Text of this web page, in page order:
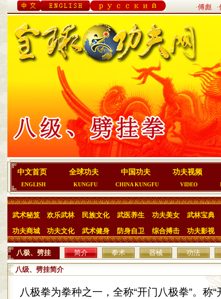
·傅彪
中文首页
ENGLISH
全球功夫
KUNGFU
中国功夫
CHINA KUNGFU
功夫视频
VIDEO
武术秘笈 欢乐武林 民族文化 武医养生 功夫美女 武林宝典
功夫商城 功夫文化 武术健身 防身自卫 综合搏击 功夫影视
八极、劈挂 简介 拳术 器械 功法
八级、劈挂简介
八极拳为拳种之一，全称“开门八极拳”。称“